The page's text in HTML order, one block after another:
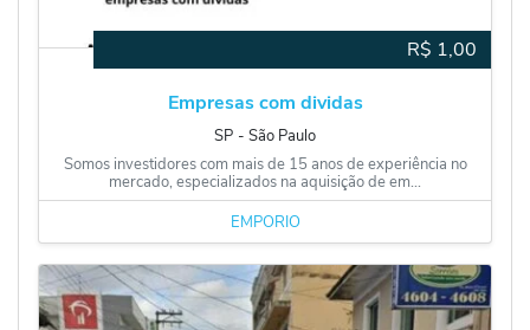
R$ 1,00
Empresas com dividas
SP ‐ São Paulo
Somos investidores com mais de 15 anos de experiência no
mercado, especializados na aquisição de em...
EMPÓRIO